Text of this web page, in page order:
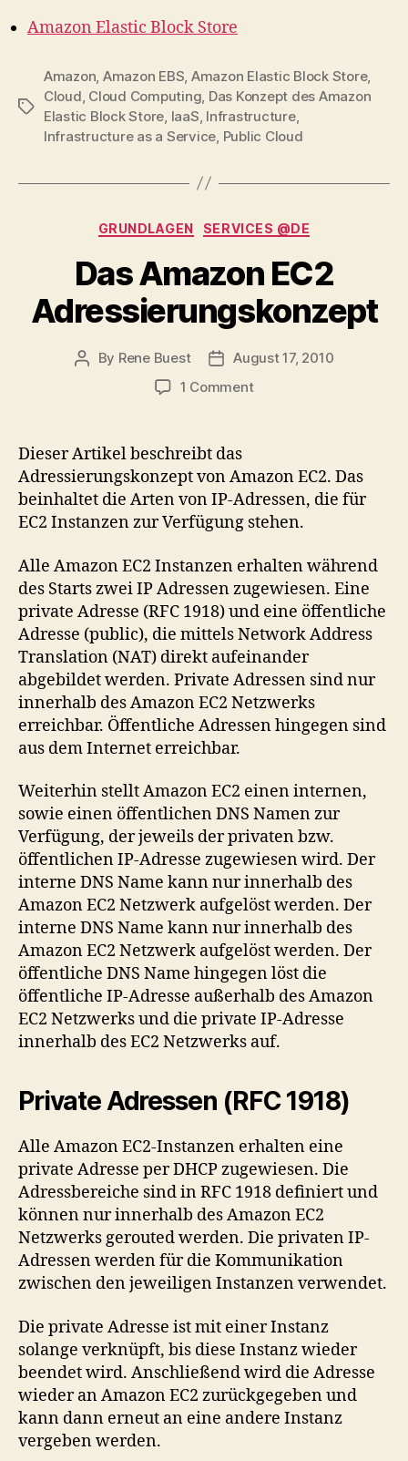
Amazon Elastic Block Store
Tags
Amazon Amazon EBS Amazon Elastic Block Store,
Cloud Cloud Computing Das Konzept des Amazon
Elastic Block Store IaaS Infrastructure,
Infrastructure as a Service Public Cloud
Categories
GRUNDLAGEN SERVICES @DE
Das Amazon EC2
Adressierungskonzept
Post
By Rene Buest
PostAugust 17, 2010
1 Commenton
Adressierungskonzept
Dieser Artikel beschreibt das
Adressierungskonzept von Amazon EC2. Das
beinhaltet die Arten von IP-Adressen, die für
EC2 Instanzen zur Verfügung stehen.
Alle Amazon EC2 Instanzen erhalten während
des Starts zwei IP Adressen zugewiesen. Eine
private Adresse (RFC 1918) und eine öffentliche
Adresse (public), die mittels Network Address
Translation (NAT) direkt aufeinander
abgebildet werden. Private Adressen sind nur
innerhalb des Amazon EC2 Netzwerks
erreichbar. Öffentliche Adressen hingegen sind
aus dem Internet erreichbar.
Weiterhin stellt Amazon EC2 einen internen,
sowie einen öffentlichen DNS Namen zur
Verfügung, der jeweils der privaten bzw.
öffentlichen IP-Adresse zugewiesen wird. Der
interne DNS Name kann nur innerhalb des
Amazon EC2 Netzwerk aufgelöst werden. Der
interne DNS Name kann nur innerhalb des
Amazon EC2 Netzwerk aufgelöst werden. Der
öffentliche DNS Name hingegen löst die
öffentliche IP-Adresse außerhalb des Amazon
EC2 Netzwerks und die private IP-Adresse
innerhalb des EC2 Netzwerks auf.
Private Adressen (RFC 1918)
Alle Amazon EC2-Instanzen erhalten eine
private Adresse per DHCP zugewiesen. Die
Adressbereiche sind in RFC 1918 definiert und
können nur innerhalb des Amazon EC2
Netzwerks gerouted werden. Die privaten IP-
Adressen werden für die Kommunikation
zwischen den jeweiligen Instanzen verwendet.
Die private Adresse ist mit einer Instanz
solange verknüpft, bis diese Instanz wieder
beendet wird. Anschließend wird die Adresse
wieder an Amazon EC2 zurückgegeben und
kann dann erneut an eine andere Instanz
vergeben werden.